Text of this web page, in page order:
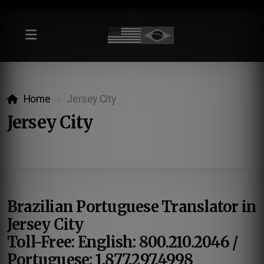
Home Jersey City
Jersey City
Brazilian Portuguese Translator in
Jersey City
Toll-Free: English: 800.210.2046 /
Portuguese: 1.877.297.4998